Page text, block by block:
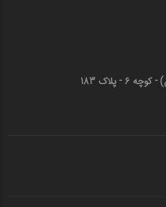
قم - خیابان انقلاب (چهارمردان)‌ - کوچه 6 - پلاک 183